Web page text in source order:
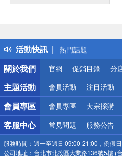
活動快訊
得獎公告
熱門話題
銀行優惠
偏遠地區配送
詐騙網頁！請小心！
關於我們
官網 促銷目錄 分
主題活動 會員活動 注目活動
會員專區 會員專區 大宗採購
客服中心 常見問題 服務公告
服務時間： 週一至週日 09:00-21:00，例假
公司地址： 台北市北投區大業路136號5樓 (